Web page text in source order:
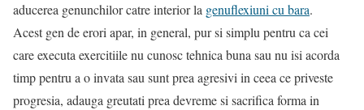
aducerea genunchilor catre interior la genuflexiuni cu bara.
Acest gen de erori apar, in general, pur si simplu pentru ca cei
care executa exercitiile nu cunosc tehnica buna sau nu isi acorda
timp pentru a o invata sau sunt prea agresivi in ceea ce priveste
progresia, adauga greutati prea devreme si sacrifica forma in